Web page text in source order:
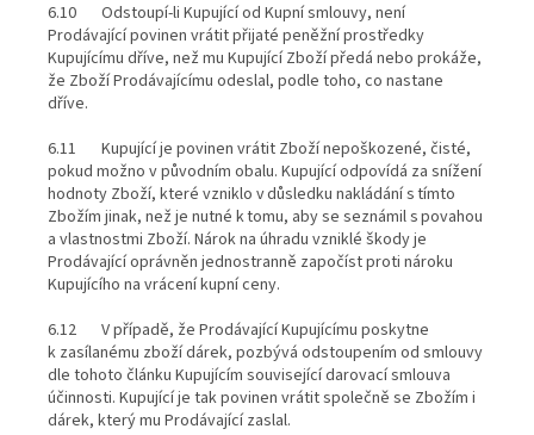
6.10 Odstoupí-li Kupující od Kupní smlouvy, není
Prodávající povinen vrátit přijaté peněžní prostředky
Kupujícímu dříve, než mu Kupující Zboží předá nebo prokáže,
že Zboží Prodávajícímu odeslal, podle toho, co nastane
dříve.
6.11 Kupující je povinen vrátit Zboží nepoškozené, čisté,
pokud možno v původním obalu. Kupující odpovídá za snížení
hodnoty Zboží, které vzniklo v důsledku nakládání s tímto
Zbožím jinak, než je nutné k tomu, aby se seznámil s povahou
a vlastnostmi Zboží. Nárok na úhradu vzniklé škody je
Prodávající oprávněn jednostranně započíst proti nároku
Kupujícího na vrácení kupní ceny.
6.12 V případě, že Prodávající Kupujícímu poskytne
k zasílanému zboží dárek, pozbývá odstoupením od smlouvy
dle tohoto článku Kupujícím související darovací smlouva
účinnosti. Kupující je tak povinen vrátit společně se Zbožím i
dárek, který mu Prodávající zaslal.